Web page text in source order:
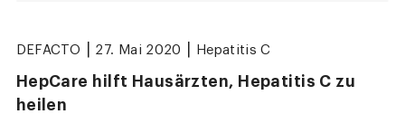
DEFACTO 27. Mai 2020 Hepatitis C
HepCare hilft Hausärzten, Hepatitis C zu
heilen